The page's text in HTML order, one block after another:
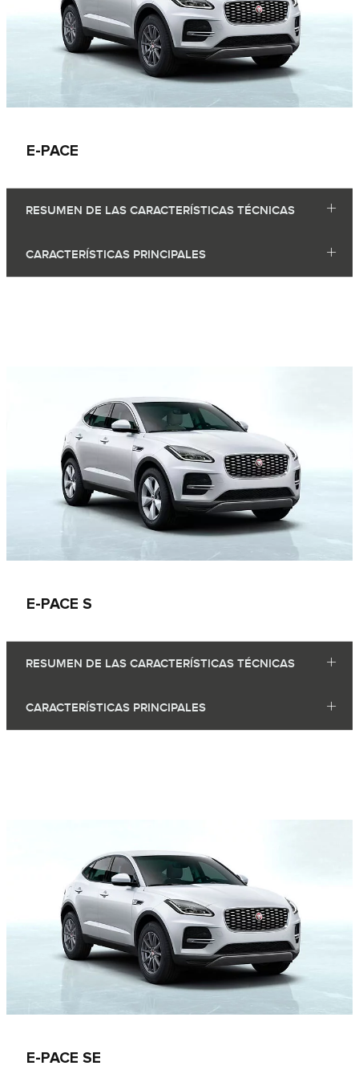
E-PACE
RESUMEN DE LAS CARACTERÍSTICAS TÉCNICAS
CARACTERÍSTICAS PRINCIPALES
E‑PACE S
RESUMEN DE LAS CARACTERÍSTICAS TÉCNICAS
CARACTERÍSTICAS PRINCIPALES
E‑PACE SE